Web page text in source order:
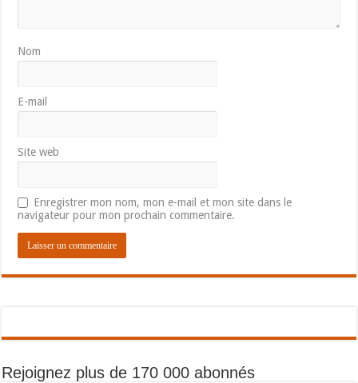
Nom
E-mail
Site web
Enregistrer mon nom, mon e-mail et mon site dans le
navigateur pour mon prochain commentaire.
Rejoignez plus de 170 000 abonnés